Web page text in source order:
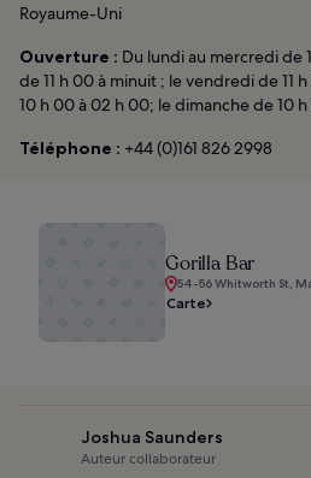
Royaume-Uni
Ouverture : Du lundi au mercredi de
de 11 h 00 à minuit ; le vendredi de 11
10 h 00 à 02 h 00; le dimanche de 10
Téléphone : +44 (0)161 826 2998
Gorilla Bar
54-56 Whitworth St,
Carte
Joshua Saunders
Auteur collaborateur